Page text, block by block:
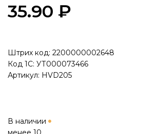
35.90 ₽
Штрих код: 2200000002648
Код 1С: УТ000073466
Артикул: HVD205
В наличии